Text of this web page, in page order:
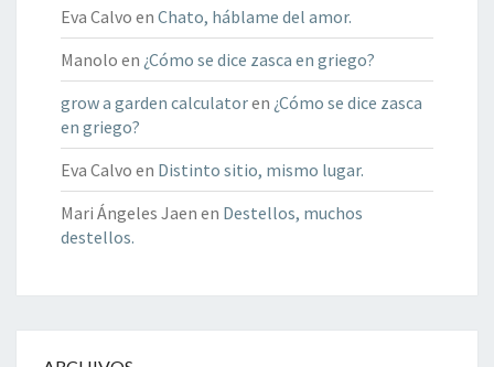
Eva Calvo en Chato, háblame del amor.
Manolo en ¿Cómo se dice zasca en griego?
grow a garden calculatoren ¿Cómo se dice zasca
en griego?
Eva Calvo en Distinto sitio, mismo lugar.
Mari Ángeles Jaen en Destellos, muchos
destellos.